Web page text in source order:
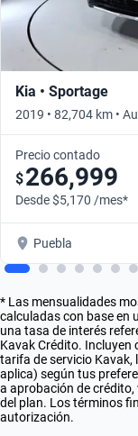
Kia • Sportage
2019 • 82,704 km •
Precio contado
$266,999
Desde $5,170 /mes*
Puebla
* Las mensualidades
calculadas con base en
una tasa de interés
Kavak Crédito. Incluyen
tarifa de servicio Kavak,
aplica) según tus
a aprobación de
del plan. Los términos
autorización.